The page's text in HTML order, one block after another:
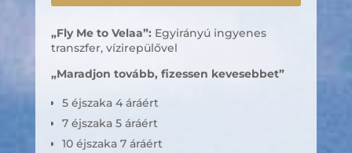
„Fly Me to Velaa”: Egyirányú ingyenes
transzfer, vízirepülővel
„Maradjon tovább, fizessen kevesebbet”
5 éjszaka 4 áráért
7 éjszaka 5 áráért
10 éjszaka 7 áráért